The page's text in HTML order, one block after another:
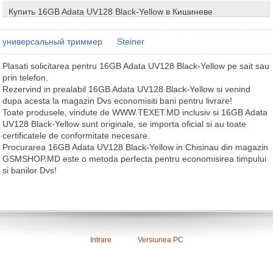
Купить 16GB Adata UV128 Black-Yellow в Кишиневе
универсальный триммер Steiner
Plasati solicitarea pentru 16GB Adata UV128 Black-Yellow pe sait sau
prin telefon.
Rezervind in prealabil 16GB Adata UV128 Black-Yellow si venind
dupa acesta la magazin Dvs economisiti bani pentru livrare!
Toate produsele, vindute de WWW.TEXET.MD inclusiv si 16GB Adata
UV128 Black-Yellow sunt originale, se importa oficial si au toate
certificatele de conformitate necesare.
Procurarea 16GB Adata UV128 Black-Yellow in Chisinau din magazin
GSMSHOP.MD este o metoda perfecta pentru economisirea timpului
si banilor Dvs!
Intrare Versiunea PC